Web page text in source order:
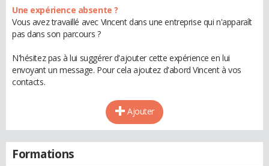
Une expérience absente ?
Vous avez travaillé avec Vincent dans une entreprise qui n'apparaît
pas dans son parcours ?
N'hésitez pas à lui suggérer d'ajouter cette expérience en lui
envoyant un message. Pour cela ajoutez d'abord Vincent à vos
contacts.
Ajouter
Formations